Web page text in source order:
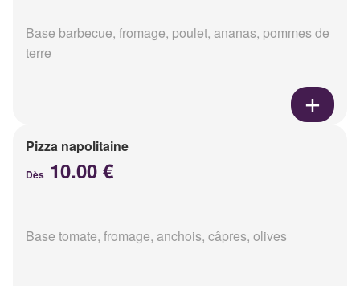
Base barbecue, fromage, poulet, ananas, pommes de
terre
Pizza napolitaine
Dès 10.00 €
Base tomate, fromage, anchois, câpres, olives